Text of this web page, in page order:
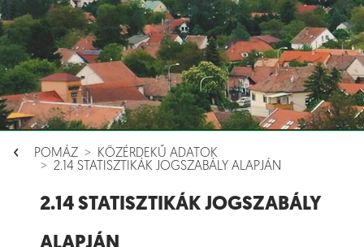
POMÁZ
KÖZÉRDEKŰ ADATOK
2.14 STATISZTIKÁK JOGSZABÁLY ALAPJÁN
2.14 STATISZTIKÁK JOGSZABÁLY
Dokumentumok [ ]
Aloldalak []